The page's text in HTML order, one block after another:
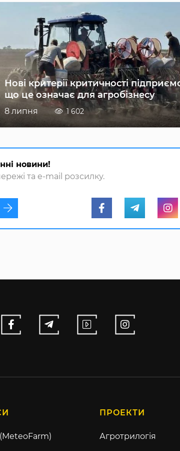
Нові критерії критичності
що це означає для агробізнесу
8 липня 1 602
новини!
та e-mail розсилку.
ПРОЕКТИ
Агротрилогія